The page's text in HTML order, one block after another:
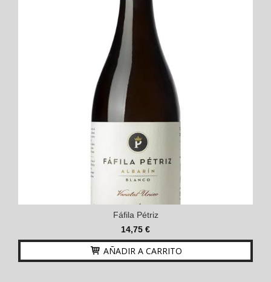
Fáfila Pétriz
14,75 €
AÑADIR A CARRITO